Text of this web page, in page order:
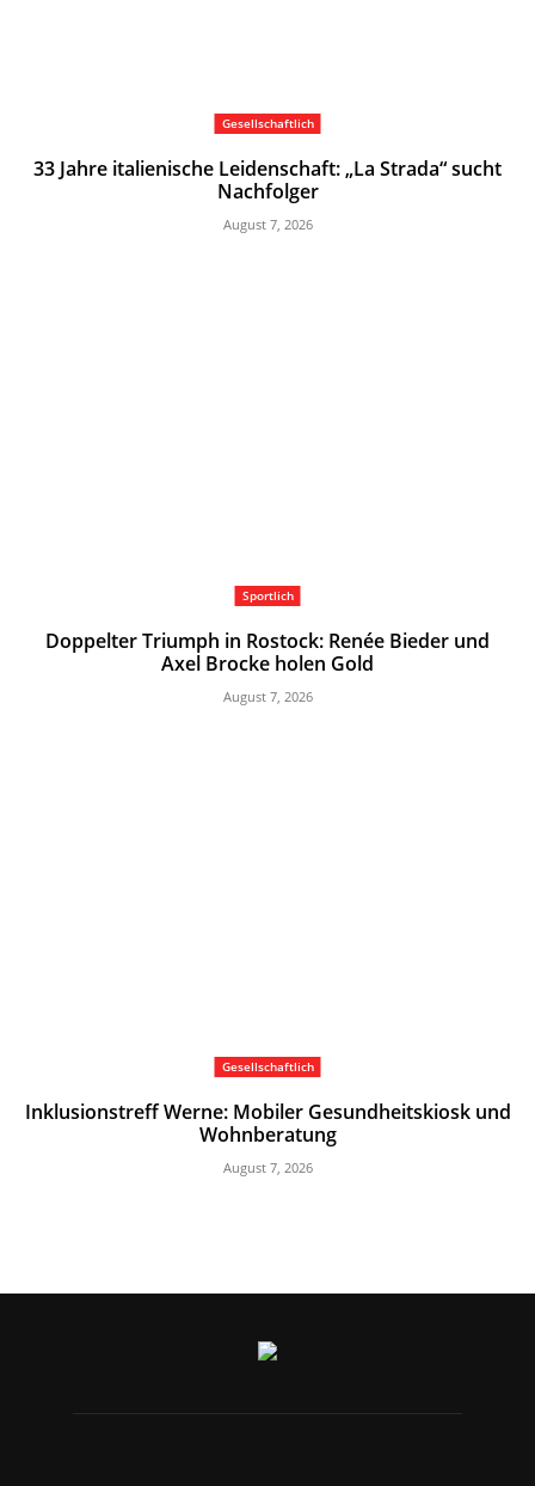
Gesellschaftlich
33 Jahre italienische Leidenschaft: „La Strada“ sucht
Nachfolger
August 7, 2026
Sportlich
Doppelter Triumph in Rostock: Renée Bieder und
Axel Brocke holen Gold
August 7, 2026
Gesellschaftlich
Inklusionstreff Werne: Mobiler Gesundheitskiosk und
Wohnberatung
August 7, 2026